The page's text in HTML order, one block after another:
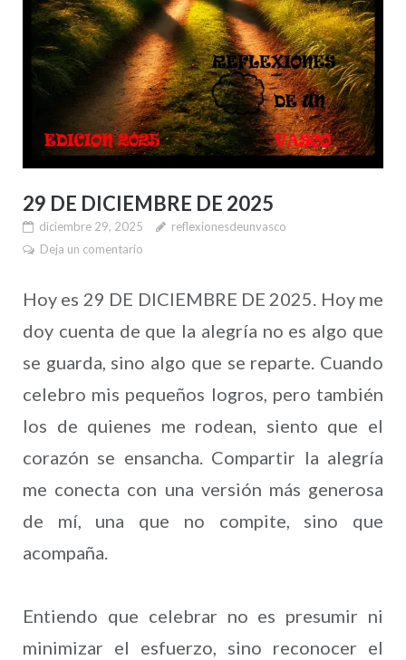
29 DE DICIEMBRE DE 2025
diciembre 29, 2025
reflexionesdeunvasco
Deja un comentario
Hoy es 29 DE DICIEMBRE DE 2025. Hoy me
doy cuenta de que la alegría no es algo que
se guarda, sino algo que se reparte. Cuando
celebro mis pequeños logros, pero también
los de quienes me rodean, siento que el
corazón se ensancha. Compartir la alegría
me conecta con una versión más generosa
de mí, una que no compite, sino que
acompaña.
Entiendo que celebrar no es presumir ni
minimizar el esfuerzo, sino reconocer el